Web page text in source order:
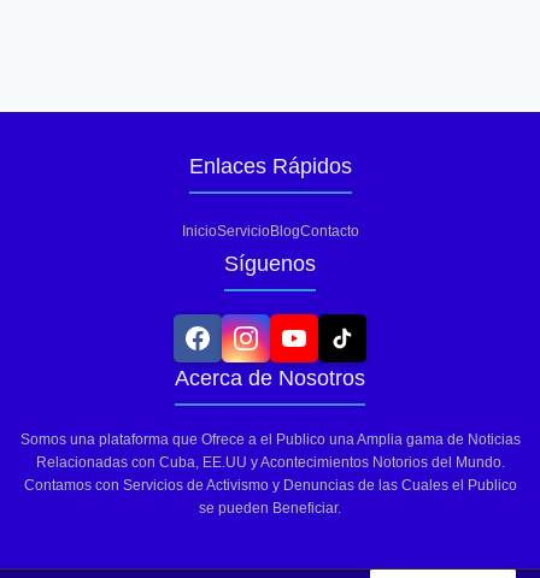
Enlaces Rápidos
InicioServicioBlogContacto
Síguenos
Acerca de Nosotros
Somos una plataforma que Ofrece a el Publico una Amplia gama de Noticias
Relacionadas con Cuba, EE.UU y Acontecimientos Notorios del Mundo.
Contamos con Servicios de Activismo y Denuncias de las Cuales el Publico
se pueden Beneficiar.